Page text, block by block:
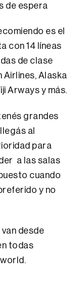
de espera
es el
con 14 líneas
de clase
Airlines, Alaska
Arways y más.
grandes
al
para
a las salas
cuando
y no
desde
todas